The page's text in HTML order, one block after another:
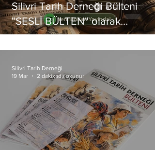
Silivri Tarih Derneği Bülteni
"SESLİ BÜLTEN" olarak
SPOTIFY’DA Yayında
Silivri Tarih Derneği
19 Mar
2 dakikada okunur